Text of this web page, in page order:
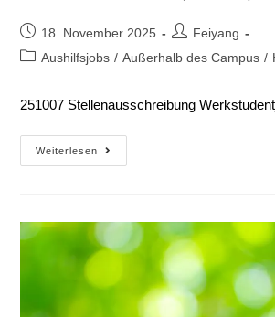
18. November 2025
Feiyang
Aushilfsjobs / Außerhalb des Campus /
251007 Stellenausschreibung
Weiterlesen